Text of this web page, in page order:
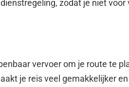
zodat je niet
vervoer om je route te
je reis veel gemakkelijker